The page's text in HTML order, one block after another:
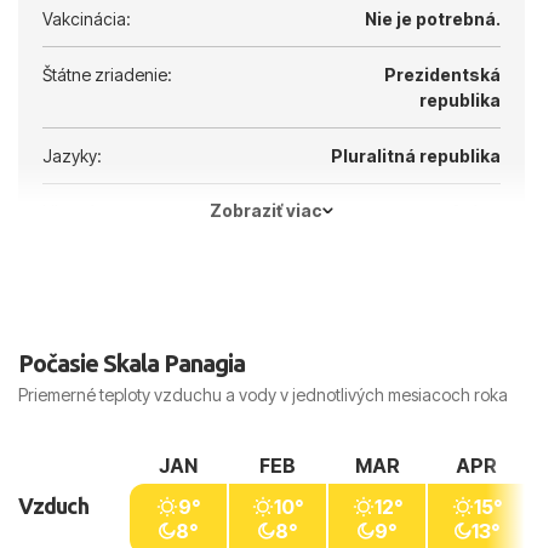
Vakcinácia: Nie je potrebná.
Štátne zriadenie:
Prezidentská
republika
Jazyky: Pluralitná republika
Zobraziť viac
Počasie Skala Panagia
Priemerné teploty vzduchu a vody v jednotlivých mesiacoch roka
Vzduch
JAN
9°
8°
FEB
10°
8°
MAR
12°
9°
APR
15°
13°